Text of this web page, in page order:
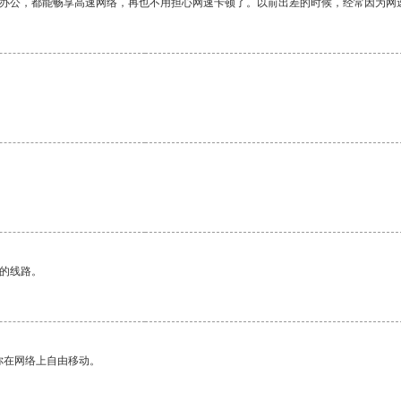
，都能畅享高速网络，再也不用担心网速卡顿了。以前出差的时候，经常因为
线路。
网络上自由移动。